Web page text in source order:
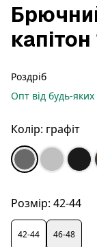
Роздріб
Опт від будь-яких
Колір: графіт
Розмір: 42-44
42-44 46-48